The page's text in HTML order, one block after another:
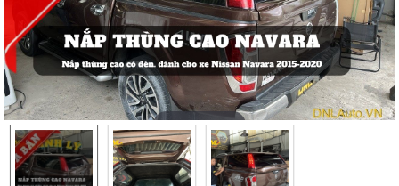
Tap to expand